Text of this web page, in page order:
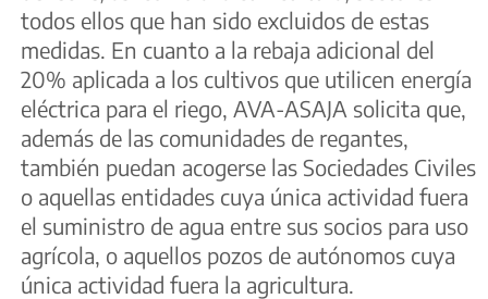
todos ellos que han sido excluidos de estas
medidas. En cuanto a la rebaja adicional del
20% aplicada a los cultivos que utilicen energía
eléctrica para el riego, AVA-ASAJA solicita que,
además de las comunidades de regantes,
también puedan acogerse las Sociedades Civiles
o aquellas entidades cuya única actividad fuera
el suministro de agua entre sus socios para uso
agrícola, o aquellos pozos de autónomos cuya
única actividad fuera la agricultura.